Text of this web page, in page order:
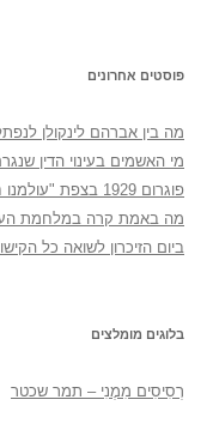
פוסטים אחרונים
מה בין אברהם לינקולן
מי האשמים בעינוי הדין
פוגרום 1929 בצפת "עולמנו חרב עלינו"
מה באמת קרה במלחמת
ביום הזיכרון לשואה כל
בלוגים מומלצים
רְסִיסִים מִמֶנִי – תמר שכטר